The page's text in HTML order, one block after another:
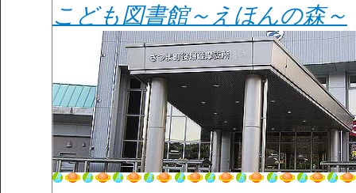
こども図書館～えほんの森～